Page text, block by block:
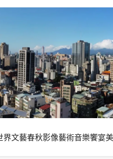
界文藝春秋影像藝術音樂饗宴